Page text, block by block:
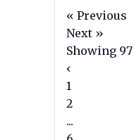
« Previous
Next »
Showing 97
‹
1
2
...